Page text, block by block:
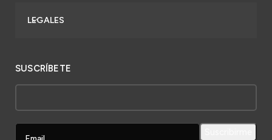
LEGALES
SUSCRÍBETE